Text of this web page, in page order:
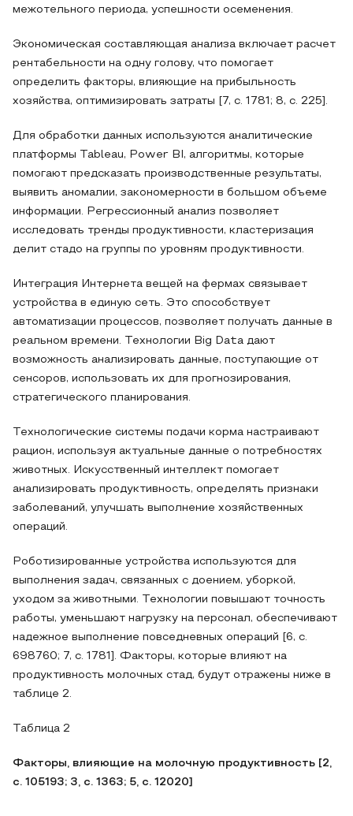
межотельного периода, успешности осеменения.
Экономическая составляющая анализа включает расчет
рентабельности на одну голову, что помогает
определить факторы, влияющие на прибыльность
хозяйства, оптимизировать затраты [7, с. 1781; 8, с. 225].
Для обработки данных используются аналитические
платформы Tableau, Power BI, алгоритмы, которые
помогают предсказать производственные результаты,
выявить аномалии, закономерности в большом объеме
информации. Регрессионный анализ позволяет
исследовать тренды продуктивности, кластеризация
делит стадо на группы по уровням продуктивности.
Интеграция Интернета вещей на фермах связывает
устройства в единую сеть. Это способствует
автоматизации процессов, позволяет получать данные в
реальном времени. Технологии Big Data дают
возможность анализировать данные, поступающие от
сенсоров, использовать их для прогнозирования,
стратегического планирования.
Технологические системы подачи корма настраивают
рацион, используя актуальные данные о потребностях
животных. Искусственный интеллект помогает
анализировать продуктивность, определять признаки
заболеваний, улучшать выполнение хозяйственных
операций.
Роботизированные устройства используются для
выполнения задач, связанных с доением, уборкой,
уходом за животными. Технологии повышают точность
работы, уменьшают нагрузку на персонал, обеспечивают
надежное выполнение повседневных операций [6, с.
698760; 7, с. 1781]. Факторы, которые влияют на
продуктивность молочных стад, будут отражены ниже в
таблице 2.
Таблица 2
Факторы, влияющие на молочную продуктивность [2,
с. 105193; 3, с. 1363; 5, с. 12020]